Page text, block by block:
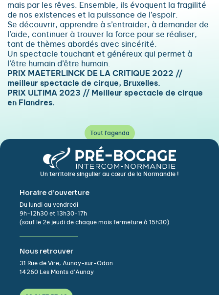
mais par les rêves. Ensemble, ils évoquent la fragilité
de nos existences et la puissance de l’espoir.
Se découvrir, apprendre à s’entraider, à demander de
l’aide, continuer à trouver la force pour se réaliser,
tant de thèmes abordés avec sincérité.
Un spectacle touchant et généreux qui permet à
l’être humain d’être humain.
PRIX MAETERLINCK DE LA CRITIQUE 2022 //
meilleur spectacle de cirque, Bruxelles.
PRIX ULTIMA 2023 // Meilleur spectacle de cirque
en Flandres.
Tout l'agenda
Un territoire singulier au cœur de la Normandie !
Horaire d’ouverture
Du lundi au vendredi
9h-12h30 et 13h30-17h
(sauf le 2e jeudi de chaque mois fermeture à 15h30)
Nous retrouver
31 Rue de Vire, Aunay-sur-Odon
14260 Les Monts d’Aunay